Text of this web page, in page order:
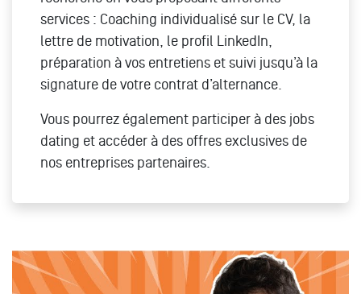
services : Coaching individualisé sur le CV, la
lettre de motivation, le profil LinkedIn,
préparation à vos entretiens et suivi jusqu’à la
signature de votre contrat d’alternance.
Vous pourrez également participer à des jobs
dating et accéder à des offres exclusives de
nos entreprises partenaires.
Tout savoir sur le service alternance à MBA ESG avec
Pierre